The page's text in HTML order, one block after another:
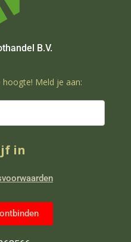
B.V.
Meld je aan:
in